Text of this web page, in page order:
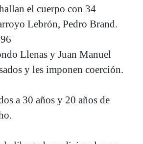
el cuerpo con 34
Lebrón, Pedro Brand.
Llenas y Juan Manuel
y les imponen coerción.
a 30 años y 20 años de